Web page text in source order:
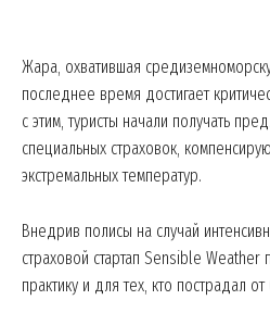
Жара, охватившая
последнее время достигает
с этим, туристы начали получать
специальных страховок,
экстремальных температур.
Внедрив полисы на случай
страховой стартап Sensible Weather
практику и для тех, кто пострадал